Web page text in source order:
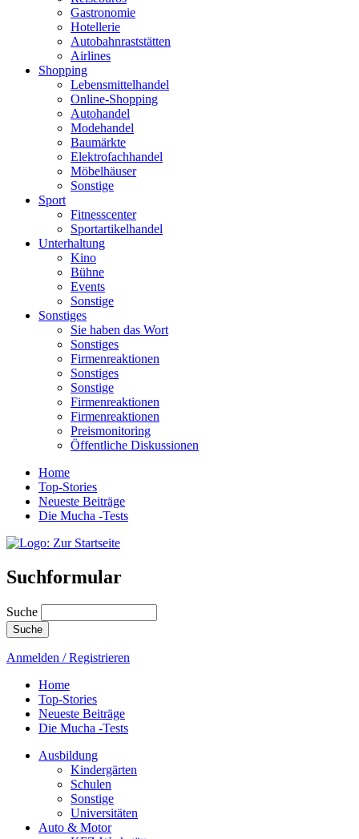
Gastronomie
Hotellerie
Autobahnraststätten
Airlines
Shopping
Lebensmittelhandel
Online-Shopping
Autohandel
Modehandel
Baumärkte
Elektrofachhandel
Möbelhäuser
Sonstige
Sport
Fitnesscenter
Sportartikelhandel
Unterhaltung
Kino
Bühne
Events
Sonstige
Sonstiges
Sie haben das Wort
Sonstiges
Firmenreaktionen
Sonstiges
Sonstige
Firmenreaktionen
Firmenreaktionen
Preismonitoring
Öffentliche Diskussionen
Home
Top-Stories
Neueste Beiträge
Die Mucha -Tests
Suchformular
Suche
Anmelden / Registrieren
Home
Top-Stories
Neueste Beiträge
Die Mucha -Tests
Ausbildung
Kindergärten
Schulen
Sonstige
Universitäten
Auto & Motor